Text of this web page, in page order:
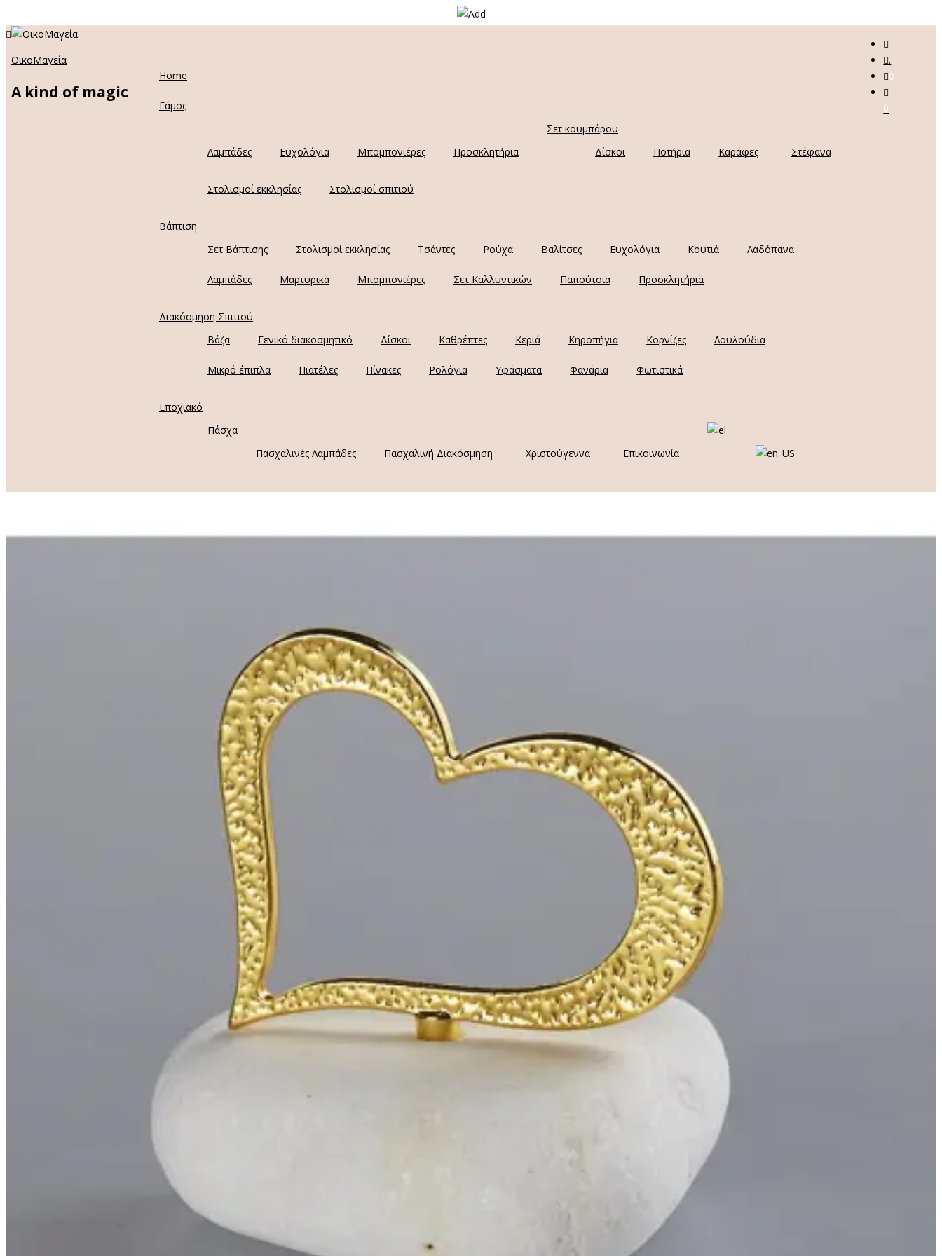
ΟικοΜαγεία
A kind of magic
Home
Γάμος
Λαμπάδες Ευχολόγια Μπομπονιέρες Προσκλητήρια
Σετ κουμπάρου
Δίσκοι
Ποτήρια Καράφες Στέφανα
Στολισμοί εκκλησίας Στολισμοί σπιτιού
Βάπτιση
Σετ Βάπτισης
Στολισμοί εκκλησίας Τσάντες Ρούχα Βαλίτσες Ευχολόγια Κουτιά Λαδόπανα
Λαμπάδες Μαρτυρικά Μπομπονιέρες Σετ Καλλυντικών Παπούτσια Προσκλητήρια
Διακόσμηση Σπιτιού
Βάζα
Γενικό διακοσμητικό Δίσκοι Καθρέπτες Κεριά Κηροπήγια Κορνίζες Λουλούδια
Μικρό έπιπλα Πιατέλες Πίνακες Ρολόγια Υφάσματα Φανάρια Φωτιστικά
Εποχιακό
Πάσχα
Πασχαλινές Λαμπάδες
Πασχαλινή Διακόσμηση Χριστούγεννα Επικοινωνία
.
0
0